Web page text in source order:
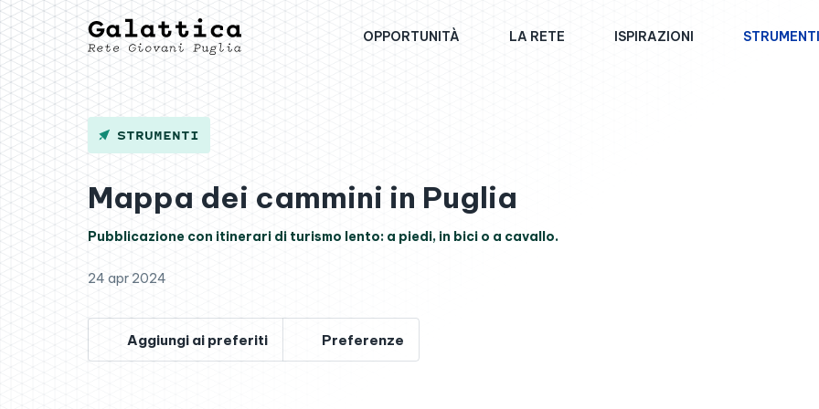
OPPORTUNITÀ LA RETE ISPIRAZIONI STRUMENTI
STRUMENTI
Mappa dei cammini in Puglia
Pubblicazione con itinerari di turismo lento: a piedi, in bici o a cavallo.
24 apr 2024
Aggiungi ai preferiti Preferenze